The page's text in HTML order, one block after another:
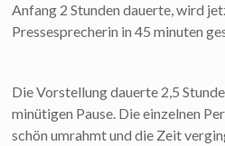
Anfang 2 Stunden dauerte, wird
Pressesprecherin in 45 minuten
Die Vorstellung dauerte 2,5
minütigen Pause. Die einzelnen
schön umrahmt und die Zeit